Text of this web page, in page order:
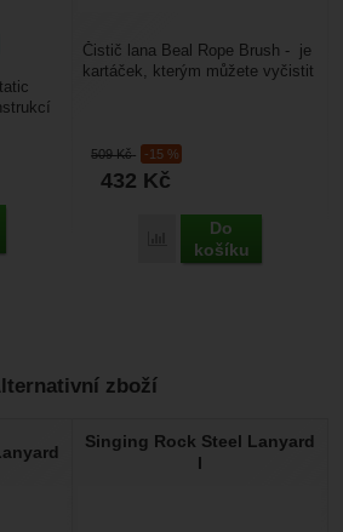
509Kč -15 %
432 Kč
Porovnat
Do
košíku
Čistič lana Beal Rope Brush - je
kartáček, kterým můžete vyčistit
zboží
Singing Rock Steel Lanyard
I